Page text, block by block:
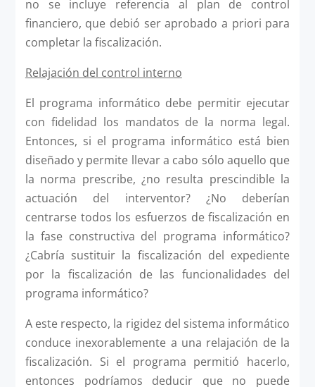
no se incluye referencia al plan de control
financiero, que debió ser aprobado a priori para
completar la fiscalización.
Relajación del control interno
El programa informático debe permitir ejecutar
con fidelidad los mandatos de la norma legal.
Entonces, si el programa informático está bien
diseñado y permite llevar a cabo sólo aquello que
la norma prescribe, ¿no resulta prescindible la
actuación del interventor? ¿No deberían
centrarse todos los esfuerzos de fiscalización en
la fase constructiva del programa informático?
¿Cabría sustituir la fiscalización del expediente
por la fiscalización de las funcionalidades del
programa informático?
A este respecto, la rigidez del sistema informático
conduce inexorablemente a una relajación de la
fiscalización. Si el programa permitió hacerlo,
entonces podríamos deducir que no puede